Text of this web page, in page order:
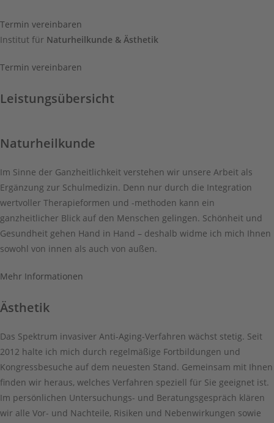
Termin vereinbaren
Institut für Naturheilkunde & Ästhetik
Termin vereinbaren
Leistungsübersicht
Naturheilkunde
Im Sinne der Ganzheitlichkeit verstehen wir unsere Arbeit als
Ergänzung zur Schulmedizin. Denn nur durch die Integration
wertvoller Therapieformen und -methoden kann ein
ganzheitlicher Blick auf den Menschen gelingen. Schönheit und
Gesundheit gehen Hand in Hand – deshalb widme ich mich Ihnen
sowohl von innen als auch von außen.
Mehr Informationen
Ästhetik
Das Spektrum invasiver Anti-Aging-Verfahren wächst stetig. Seit
2012 halte ich mich durch regelmäßige Fortbildungen und
Kongressbesuche auf dem neuesten Stand. Gemeinsam mit Ihnen
finden wir heraus, welches Verfahren speziell für Sie geeignet ist.
Im persönlichen Untersuchungs- und Beratungsgespräch klären
wir alle Vor- und Nachteile, Risiken und Nebenwirkungen sowie